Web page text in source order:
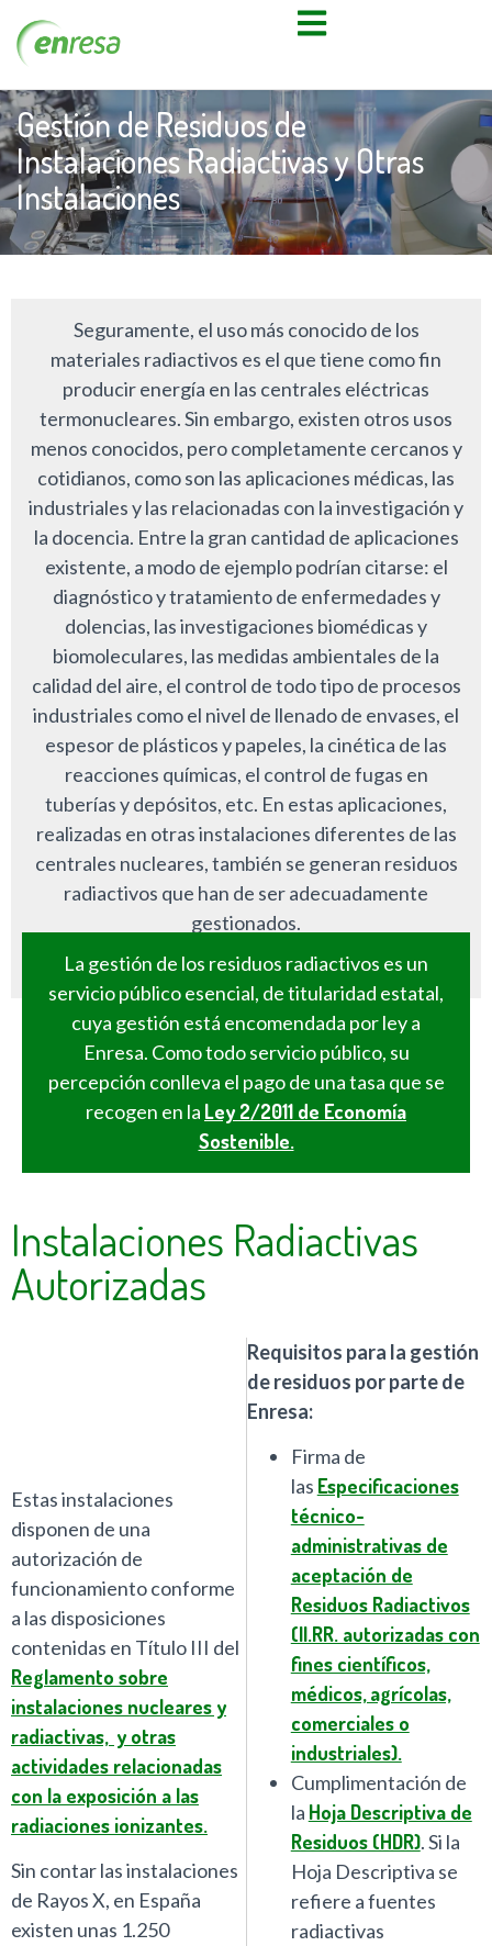
Gestión de Residuos de
Instalaciones Radiactivas y Otras
Instalaciones
Seguramente, el uso más conocido de los
materiales radiactivos es el que tiene como fin
producir energía en las centrales eléctricas
termonucleares. Sin embargo, existen otros usos
menos conocidos, pero completamente cercanos y
cotidianos, como son las aplicaciones médicas, las
industriales y las relacionadas con la investigación y
la docencia. Entre la gran cantidad de aplicaciones
existente, a modo de ejemplo podrían citarse: el
diagnóstico y tratamiento de enfermedades y
dolencias, las investigaciones biomédicas y
biomoleculares, las medidas ambientales de la
calidad del aire, el control de todo tipo de procesos
industriales como el nivel de llenado de envases, el
espesor de plásticos y papeles, la cinética de las
reacciones químicas, el control de fugas en
tuberías y depósitos, etc. En estas aplicaciones,
realizadas en otras instalaciones diferentes de las
centrales nucleares, también se generan residuos
radiactivos que han de ser adecuadamente
gestionados.
La gestión de los residuos radiactivos es un
servicio público esencial, de titularidad estatal,
cuya gestión está encomendada por ley a
Enresa. Como todo servicio público, su
percepción conlleva el pago de una tasa que se
recogen en la Ley 2/2011 de Economía
Sostenible.
Instalaciones Radiactivas
Autorizadas
Estas instalaciones
disponen de una
autorización de
funcionamiento conforme
a las disposiciones
contenidas en Título III del
Reglamento sobre
instalaciones nucleares y
radiactivas, y otras
actividades relacionadas
con la exposición a las
radiaciones ionizantes.
Sin contar las instalaciones
de Rayos X, en España
existen unas 1.250
Requisitos para la gestión
de residuos por parte de
Enresa:
Firma de
las Especificaciones
técnico-
administrativas de
aceptación de
Residuos Radiactivos
(II.RR. autorizadas con
fines científicos,
médicos, agrícolas,
comerciales o
industriales).
Cumplimentación de
la Hoja Descriptiva de
Residuos (HDR). Si la
Hoja Descriptiva se
refiere a fuentes
radiactivas